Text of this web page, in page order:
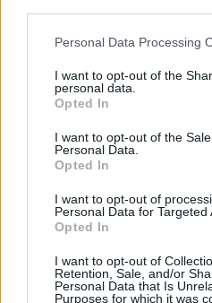
Personal Data Processing
I want to opt-out of the
personal data.
Opted In
I want to opt-out of the
Personal Data.
Opted In
I want to opt-out of
Personal Data for Targeted
Opted In
I want to opt-out of
Retention, Sale, and/or
Personal Data that Is
Purposes for which it was
ΣΤΗΝ ΙΔΙΑ
της